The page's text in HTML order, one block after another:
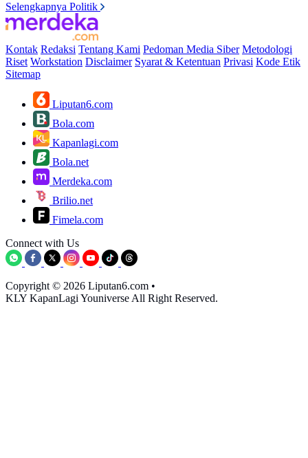
Selengkapnya Politik
Kontak Redaksi Tentang Kami Pedoman Media Siber Metodologi
Riset Workstation Disclaimer Syarat & Ketentuan Privasi Kode Etik
Sitemap
Liputan6.com
Bola.com
Kapanlagi.com
Bola.net
Merdeka.com
Brilio.net
Fimela.com
Connect with Us
Copyright © 2026 Liputan6.com •
KLY KapanLagi Youniverse All Right Reserved.